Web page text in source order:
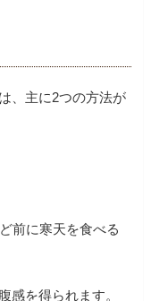
、主に2つの方法が
前に寒天を食べる
感を得られます。